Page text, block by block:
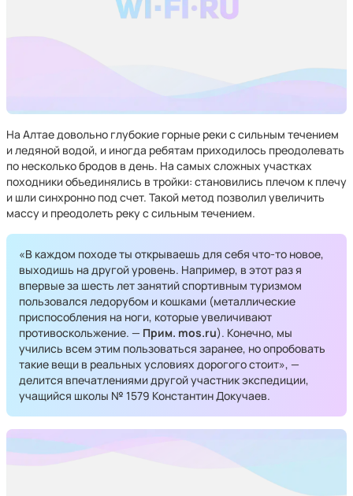
На Алтае довольно глубокие горные реки с сильным течением
и ледяной водой, и иногда ребятам приходилось преодолевать
по несколько бродов в день. На самых сложных участках
походники объединялись в тройки: становились плечом к плечу
и шли синхронно под счет. Такой метод позволил увеличить
массу и преодолеть реку с сильным течением.
«В каждом походе ты открываешь для себя что-то новое,
выходишь на другой уровень. Например, в этот раз я
впервые за шесть лет занятий спортивным туризмом
пользовался ледорубом и кошками (металлические
приспособления на ноги, которые увеличивают
противоскольжение. — Прим. mos.ru). Конечно, мы
учились всем этим пользоваться заранее, но опробовать
такие вещи в реальных условиях дорогого стоит», —
делится впечатлениями другой участник экспедиции,
учащийся школы № 1579 Константин Докучаев.